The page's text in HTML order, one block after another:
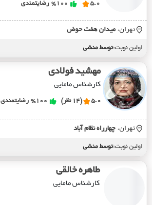
5.0
%100 رضایتمندی
تهران، ميدان هفت حوض
اولین نوبت:توسط منشی
مهشید فولادی
کارشناس مامایی
5.0 (14 نظر) %100 رضایتمندی
تهران، چهارراه نظام آباد
اولین نوبت:توسط منشی
طاهره خالقی
کارشناس مامایی